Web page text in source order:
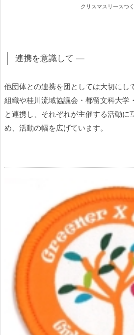
クリスマスリースつ
連携を意識して ―
他団体との連携を団としては大切にし
組織や桂川流域協議会・都留文科大学
と連携し、それぞれが主催する活動に
め、活動の幅を広げています。